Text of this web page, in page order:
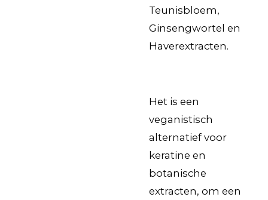
Teunisbloem,
Ginsengwortel en
Haverextracten.
Het is een
veganistisch
alternatief voor
keratine en
botanische
extracten, om een ​​